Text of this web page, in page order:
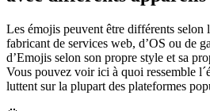
Les émojis peuvent être différents selon
fabricant de services web, d’OS ou de
d’Emojis selon son propre style et sa
Vous pouvez voir ici à quoi ressemble
luttent sur la plupart des plateformes